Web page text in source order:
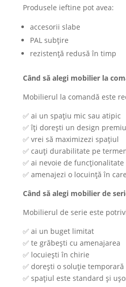
Produsele ieftine pot avea:
accesorii slabe
PAL subțire
rezistență redusă în timp
Când să alegi mobilier la
Mobilierul la comandă este
✅ ai un spațiu mic sau atipic
✅ îți dorești un design
✅ vrei să maximizezi spațiul
✅ cauți durabilitate pe
✅ ai nevoie de
✅ amenajezi o locuință în
Când să alegi mobilier de
Mobilierul de serie este
✅ ai un buget limitat
✅ te grăbești cu amenajarea
✅ locuiești în chirie
✅ dorești o soluție temporară
✅ spațiul este standard și